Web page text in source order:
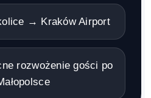
→ Kraków Airport
rozwożenie gości po